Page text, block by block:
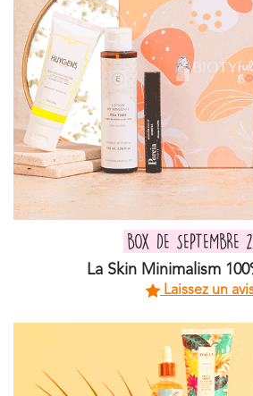
BOX DE SEPTEMBRE
La Skin Minimalism
Laissez un